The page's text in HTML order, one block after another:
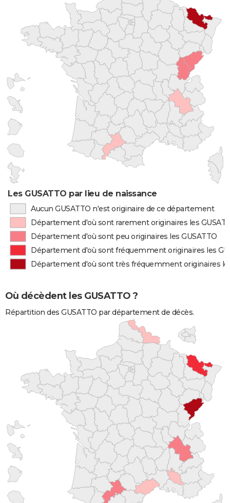
Les GUSATTO par lieu de naissance
Aucun GUSATTO n'est originaire de ce département
Département d'où sont rarement originaires les
Département d'où sont peu originaires les GUSATTO
Département d'où sont fréquemment originaires les
Département d'où sont très fréquemment originaires
Où décèdent les GUSATTO ?
Répartition des GUSATTO par département de décès.